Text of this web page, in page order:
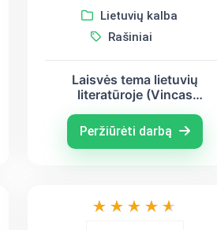
Lietuvių kalba
Rašiniai
Laisvės tema lietuvių
literatūroje (Vincas
Sruoga, Antanas Škėma)
Peržiūrėti darbą